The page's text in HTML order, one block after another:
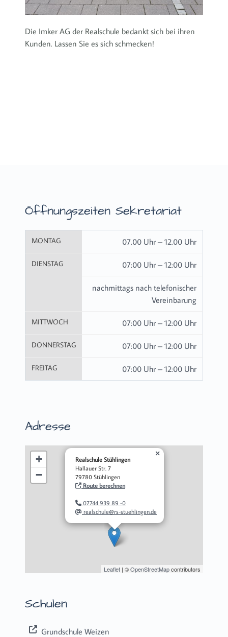
Die Imker AG der Realschule bedankt sich bei ihren
Kunden. Lassen Sie es sich schmecken!
Öffnungszeiten Sekretariat
MONTAG 07.00 Uhr – 12.00 Uhr
DIENSTAG 07:00 Uhr – 12:00 Uhr
nachmittags nach telefonischer
Vereinbarung
MITTWOCH 07:00 Uhr – 12:00 Uhr
DONNERSTAG 07:00 Uhr – 12:00 Uhr
FREITAG 07:00 Uhr – 12:00 Uhr
Adresse
Realschule Stühlingen
Hallauer Str. 7
79780 Stühlingen
Route berechnen
07744 939 89 -0
realschule@rs-stuehlingen.de
×
+
−
Leaflet | ©OpenStreetMapcontributors
Schulen
Grundschule Weizen